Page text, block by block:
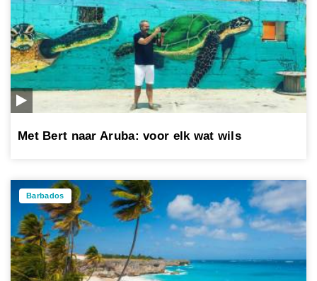
Met Bert naar Aruba: voor elk wat wils
Barbados